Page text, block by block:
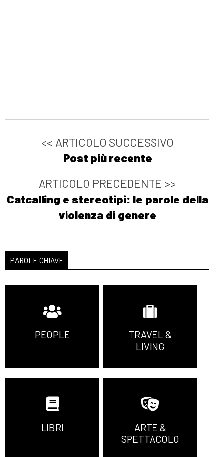
<< ARTICOLO SUCCESSIVO
Post più recente
ARTICOLO PRECEDENTE >>
Catcalling e stereotipi: le parole della
violenza di genere
PAROLE CHIAVE
PEOPLE
TRAVEL &
LIVING
LIBRI
ARTE &
SPETTACOLO